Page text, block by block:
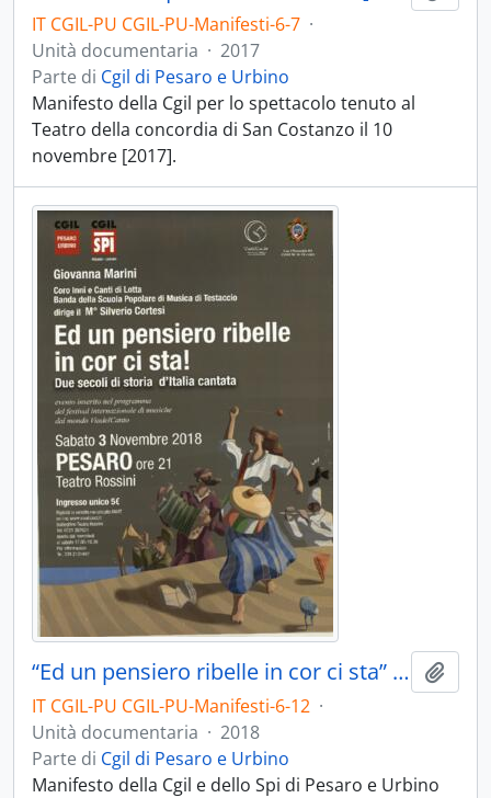
IT CGIL-PU CGIL-PU-Manifesti-6-7 ·
Unità documentaria · 2017
Parte di Cgil di Pesaro e Urbino
Manifesto della Cgil per lo spettacolo tenuto al
Teatro della concordia di San Costanzo il 10
novembre [2017].
“Ed un pensiero ribelle in cor ci sta” - 2018
IT CGIL-PU CGIL-PU-Manifesti-6-12 ·
Unità documentaria · 2018
Parte di Cgil di Pesaro e Urbino
Manifesto della Cgil e dello Spi di Pesaro e Urbino